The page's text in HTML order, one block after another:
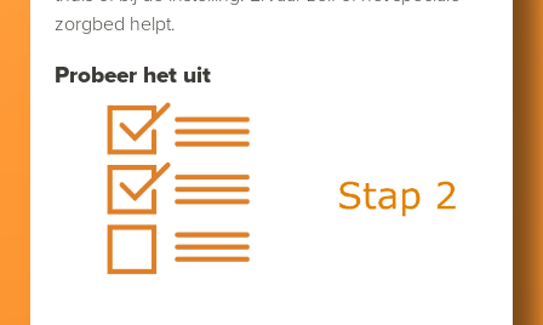
Probeer het uit
zorgbed helpt.